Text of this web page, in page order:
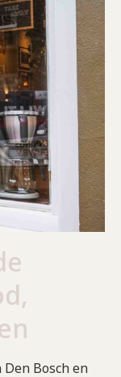
Bosch en